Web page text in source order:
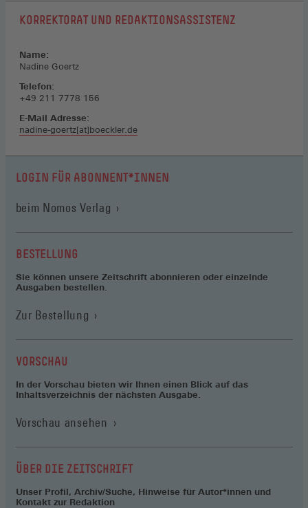
KORREKTORAT UND REDAKTIONSASSISTENZ
Name:
Nadine Goertz
Telefon:
+49 211 7778 156
E-Mail Adresse:
nadine-goertz[at]boeckler.de
LOGIN FÜR ABONNENT*INNEN
beim Nomos Verlag (Öffnet
einem
BESTELLUNG
Sie können unsere Zeitschrift abonnieren oder einzelnde
Ausgaben bestellen.
Zur Bestellung
VORSCHAU
In der Vorschau bieten wir Ihnen einen Blick auf das
Inhaltsverzeichnis der nächsten Ausgabe.
Vorschau ansehen
ÜBER DIE ZEITSCHRIFT
Unser Profil, Archiv/Suche, Hinweise für Autor*innen und
Kontakt zur Redaktion